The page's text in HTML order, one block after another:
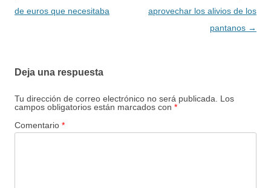
entradas
de euros que necesitaba
aprovechar los alivios de los
pantanos →
Deja una respuesta
Tu dirección de correo electrónico no será publicada.
Los
campos obligatorios están marcados con *
Comentario *